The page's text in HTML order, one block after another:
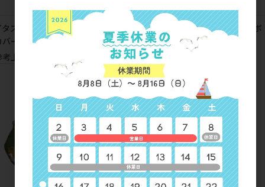
タズラネコ ティッシュボックス
ー
上代
もふもふしばたさん ティッシュボ
ックスカバー
参考上代